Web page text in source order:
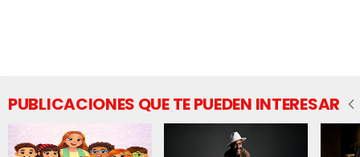
PUBLICACIONES QUE TE PUEDEN INTERESAR